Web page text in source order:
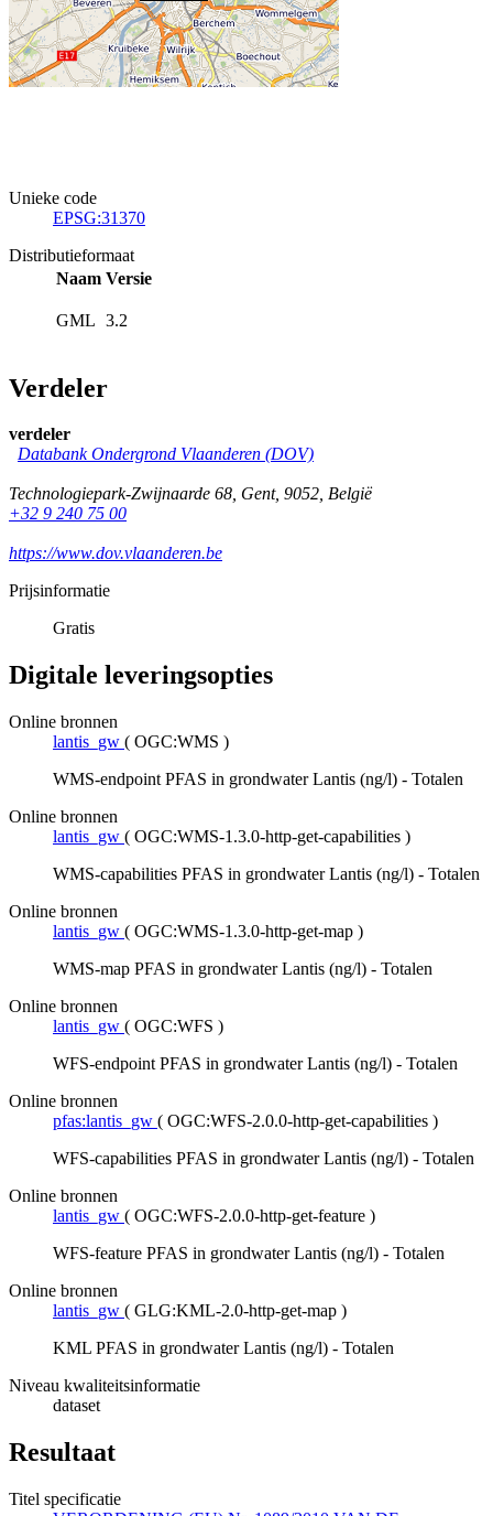
Unieke code
EPSG:31370
Distributieformaat
Naam Versie
GML 3.2
Verdeler
verdeler
Databank Ondergrond Vlaanderen (DOV)
Technologiepark-Zwijnaarde 68, Gent, 9052, België
+32 9 240 75 00
https://www.dov.vlaanderen.be
Prijsinformatie
Gratis
Digitale leveringsopties
Online bronnen
lantis_gw ( OGC:WMS )
WMS-endpoint PFAS in grondwater Lantis (ng/l) - Totalen
Online bronnen
lantis_gw ( OGC:WMS-1.3.0-http-get-capabilities )
WMS-capabilities PFAS in grondwater Lantis (ng/l) - Totalen
Online bronnen
lantis_gw ( OGC:WMS-1.3.0-http-get-map )
WMS-map PFAS in grondwater Lantis (ng/l) - Totalen
Online bronnen
lantis_gw ( OGC:WFS )
WFS-endpoint PFAS in grondwater Lantis (ng/l) - Totalen
Online bronnen
pfas:lantis_gw ( OGC:WFS-2.0.0-http-get-capabilities )
WFS-capabilities PFAS in grondwater Lantis (ng/l) - Totalen
Online bronnen
lantis_gw ( OGC:WFS-2.0.0-http-get-feature )
WFS-feature PFAS in grondwater Lantis (ng/l) - Totalen
Online bronnen
lantis_gw ( GLG:KML-2.0-http-get-map )
KML PFAS in grondwater Lantis (ng/l) - Totalen
Niveau kwaliteitsinformatie
dataset
Resultaat
Titel specificatie